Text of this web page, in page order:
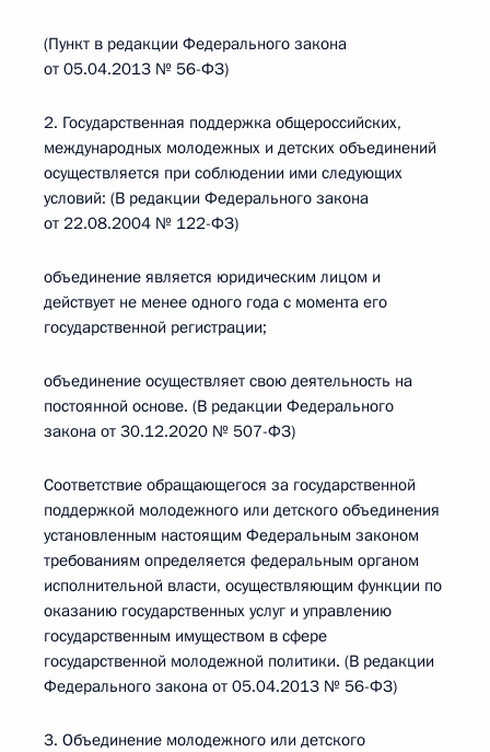
(Пункт в редакции Федерального закона
от 05.04.2013 № 56-ФЗ)
2. Государственная поддержка общероссийских,
международных молодежных и детских объединений
осуществляется при соблюдении ими следующих
условий: (В редакции Федерального закона
от 22.08.2004 № 122-ФЗ)
объединение является юридическим лицом и
действует не менее одного года с момента его
государственной регистрации;
объединение осуществляет свою деятельность на
постоянной основе. (В редакции Федерального
закона от 30.12.2020 № 507-ФЗ)
Соответствие обращающегося за государственной
поддержкой молодежного или детского объединения
установленным настоящим Федеральным законом
требованиям определяется федеральным органом
исполнительной власти, осуществляющим функции по
оказанию государственных услуг и управлению
государственным имуществом в сфере
государственной молодежной политики. (В редакции
Федерального закона от 05.04.2013 № 56-ФЗ)
3. Объединение молодежного или детского